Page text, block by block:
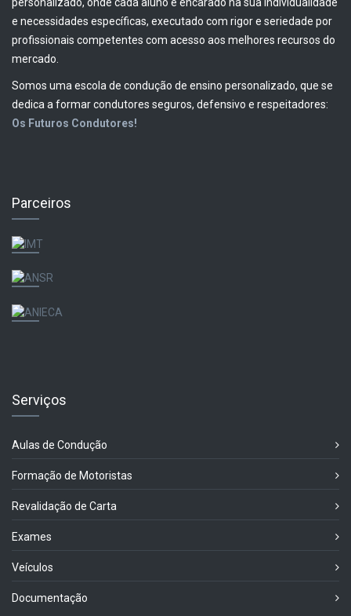
e necessidades específicas, executado com rigor e seriedade por
profissionais competentes com acesso aos melhores recursos do
mercado.
Somos uma escola de condução de ensino personalizado, que se
dedica a formar condutores seguros, defensivo e respeitadores:
Os Futuros Condutores!
Parceiros
Serviços
Aulas de Condução
Formação de Motoristas
Revalidação de Carta
Exames
Veículos
Documentação